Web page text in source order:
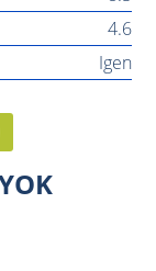
4.6
Igen